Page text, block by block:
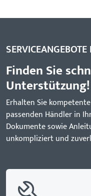
Finden Sie
Unterstützung!
Erhalten Sie
passenden Händler in
Dokumente sowie
unkompliziert und